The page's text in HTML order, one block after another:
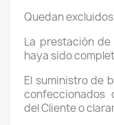
Quedan
La prestación
haya sido
El suministro de
confeccionados
del Cliente o